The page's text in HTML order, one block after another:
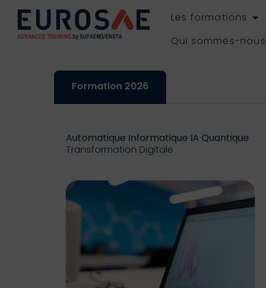
Les formations
Qui sommes-nous
Formation 2026
Automatique Informatique IA Quantique
Transformation Digitale